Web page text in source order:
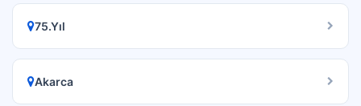
75.Yıl
Akarca